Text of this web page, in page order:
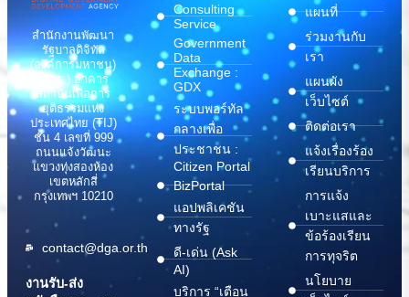
สำนักงานพัฒนา
รัฐบาลดิจิทัล
(องค์การมหาชน)
(สพร.) อาคาร
สถาบันเพื่อการ
ยุติธรรมแห่ง
ประเทศไทย (TIJ)
ชั้น 4 เลขที่ 999
ถนนแจ้งวัฒนะ
แขวงทุ่งสองห้อง
เขตหลักสี่
กรุงเทพฯ 10210
contact@dga.or.th
งานรับ-ส่ง
Consulting
Service
Government
Data
Exchange :
GDX
ระบบพอร์ทัล
กลางเพื่อ
ประชาชน :
Citizen Portal
BizPortal
แอปพลิเคชัน
ทางรัฐ
ดี-เด่น (Ask
AI)
บริการ “เตือน
แผนที่
ร่วมงานกับ
เรา
แผนผัง
เว็บไซต์
ติดต่อเรา
แจ้งเรื่องร้อง
เรียนบริการ
การแจ้ง
เบาะแสและ
ข้อร้องเรียน
การทุจริต
นโยบาย